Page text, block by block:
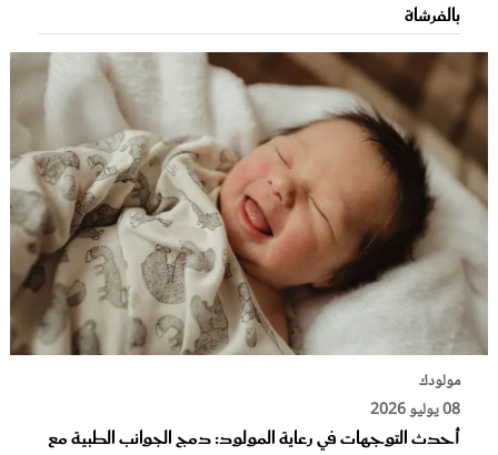
بالفرشاة
مولودك
08 يوليو 2026
أحدث التوجهات في رعاية المولود: دمج الجوانب الطبية مع